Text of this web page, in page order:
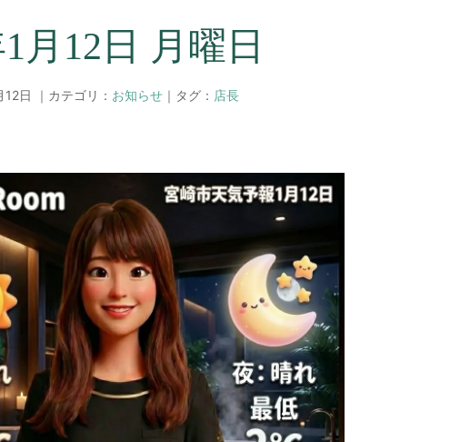
月12日 月曜日
日 ｜カテゴリ： お知らせ｜タグ： 店長